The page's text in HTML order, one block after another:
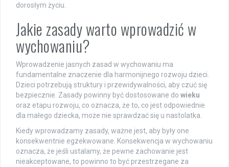
dorosłym życiu.
Jakie zasady warto wprowadzić w
wychowaniu?
Wprowadzenie jasnych zasad w wychowaniu ma
fundamentalne znaczenie dla harmonijnego rozwoju dzieci.
Dzieci potrzebują struktury i przewidywalności, aby czuć się
bezpiecznie. Zasady powinny być dostosowane do wieku
oraz etapu rozwoju, co oznacza, że to, co jest odpowiednie
dla małego dziecka, może nie sprawdzać się u nastolatka.
Kiedy wprowadzamy zasady, ważne jest, aby były one
konsekwentnie egzekwowane. Konsekwencja w wychowaniu
oznacza, że jeśli ustalamy, że pewne zachowanie jest
nieakceptowane, to powinno to być przestrzegane za